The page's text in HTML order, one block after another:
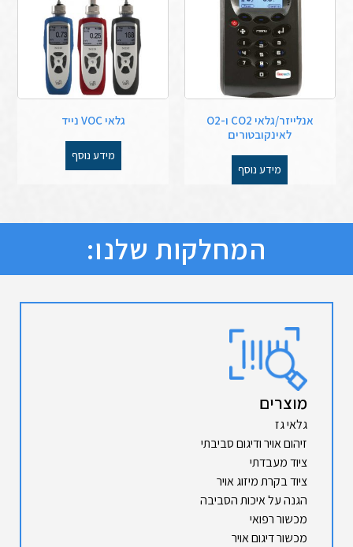
אנלייזר/גלאי CO2 ו-O2
לאינקובטורים
מידע נוסף
גלאי VOC נייד
מידע נוסף
המחלקות שלנו:
מוצרים
גלאי גז
זיהום אויר ודיגום סביבתי
ציוד מעבדתי
ציוד בקרת מיזוג אויר
הגנה על איכות הסביבה
מכשור רפואי
מכשור דיגום אויר